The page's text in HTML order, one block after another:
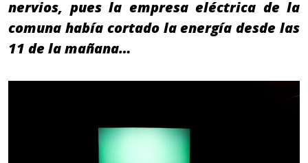
nervios, pues la empresa eléctrica de la
comuna había cortado la energía desde las
11 de la mañana…